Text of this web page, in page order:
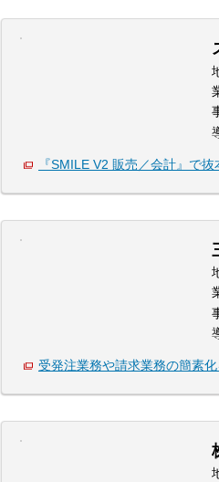
『SMILE V2 販売／会計』で
受発注業務や請求業務の簡素